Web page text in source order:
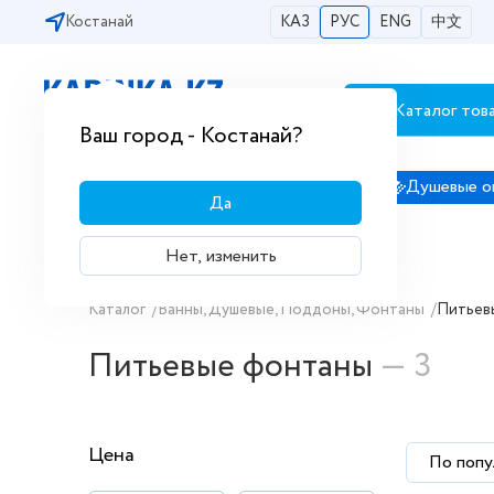
Костанай КАЗ РУС ENG 中文
Ваш город - Костанай?
Да
Нет, изменить
Бесплатная доставка по городам РК
Каталог
Сантехника Душевые кабины Душевые
Купить Питьевые фонтаны в
Каталог /Ванны, Душевые, Поддоны, Фонтаны /
Питьевые фонтаны — 3
Цена По